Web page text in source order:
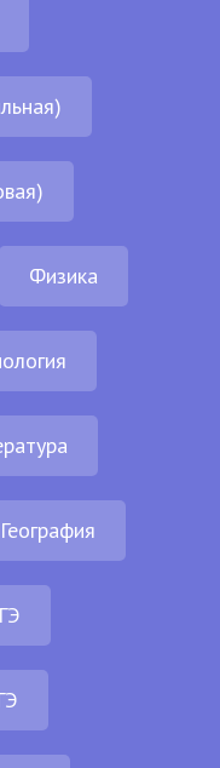
Физика
География